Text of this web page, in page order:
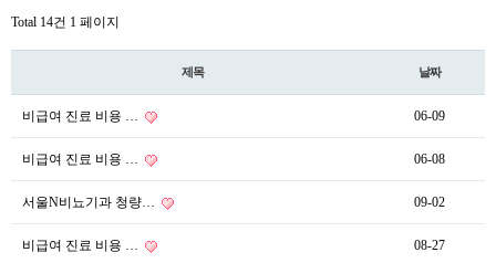
Total 14건 1 페이지
제목 날짜
비급여 진료 비용 … 06-09
비급여 진료 비용 … 06-08
서울N비뇨기과 청량… 09-02
비급여 진료 비용 … 08-27